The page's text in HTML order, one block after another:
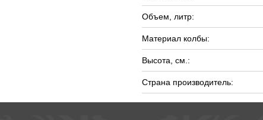
Объем, литр:
Материал колбы:
Высота, см.:
Страна производитель: